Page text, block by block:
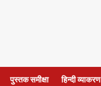
पुस्तक समीक्षा हिन्दी व्याकरण